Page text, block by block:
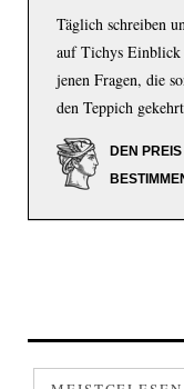
Täglich schreiben
auf Tichys Einblick
jenen Fragen, die
den Teppich
DEN